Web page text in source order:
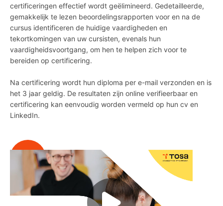
certificeringen effectief wordt geëlimineerd. Gedetailleerde,
gemakkelijk te lezen beoordelingsrapporten voor en na de
cursus identificeren de huidige vaardigheden en
tekortkomingen van uw cursisten, evenals hun
vaardigheidsvoortgang, om hen te helpen zich voor te
bereiden op certificering.
Na certificering wordt hun diploma per e-mail verzonden en is
het 3 jaar geldig. De resultaten zijn online verifieerbaar en
certificering kan eenvoudig worden vermeld op hun cv en
LinkedIn.